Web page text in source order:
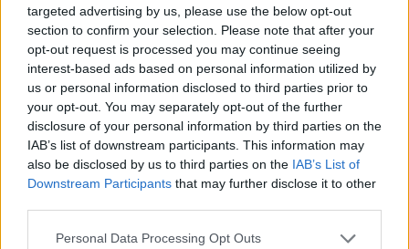
targeted advertising by us, please use the below opt-out
section to confirm your selection. Please note that after your
opt-out request is processed you may continue seeing
interest-based ads based on personal information utilized by
us or personal information disclosed to third parties prior to
your opt-out. You may separately opt-out of the further
disclosure of your personal information by third parties on the
IAB’s list of downstream participants. This information may
also be disclosed by us to third parties on the IAB’s List of
Downstream Participants that may further disclose it to other
Please note that this website/app uses one or more Google
Personal Data Processing Opt Outs